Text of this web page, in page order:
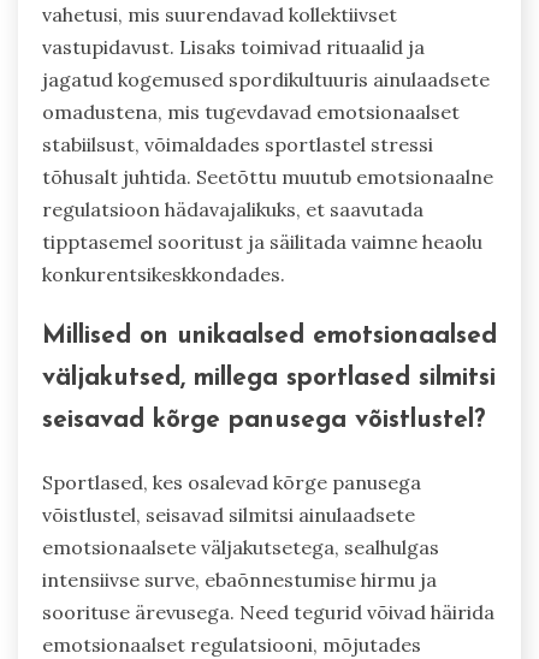
vahetusi, mis suurendavad kollektiivset
vastupidavust. Lisaks toimivad rituaalid ja
jagatud kogemused spordikultuuris ainulaadsete
omadustena, mis tugevdavad emotsionaalset
stabiilsust, võimaldades sportlastel stressi
tõhusalt juhtida. Seetõttu muutub emotsionaalne
regulatsioon hädavajalikuks, et saavutada
tipptasemel sooritust ja säilitada vaimne heaolu
konkurentsikeskkondades.
Millised on unikaalsed emotsionaalsed
väljakutsed, millega sportlased silmitsi
seisavad kõrge panusega võistlustel?
Sportlased, kes osalevad kõrge panusega
võistlustel, seisavad silmitsi ainulaadsete
emotsionaalsete väljakutsetega, sealhulgas
intensiivse surve, ebaõnnestumise hirmu ja
soorituse ärevusega. Need tegurid võivad häirida
emotsionaalset regulatsiooni, mõjutades